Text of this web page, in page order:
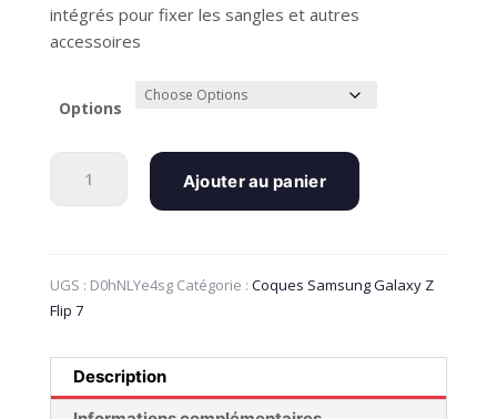
intégrés pour fixer les sangles et autres
accessoires
Options
quantité
Flip
7
Fusion
magnétique
Ajouter au panier
UGS : D0hNLYe4sg Catégorie : Coques Samsung Galaxy Z
Flip 7
Description